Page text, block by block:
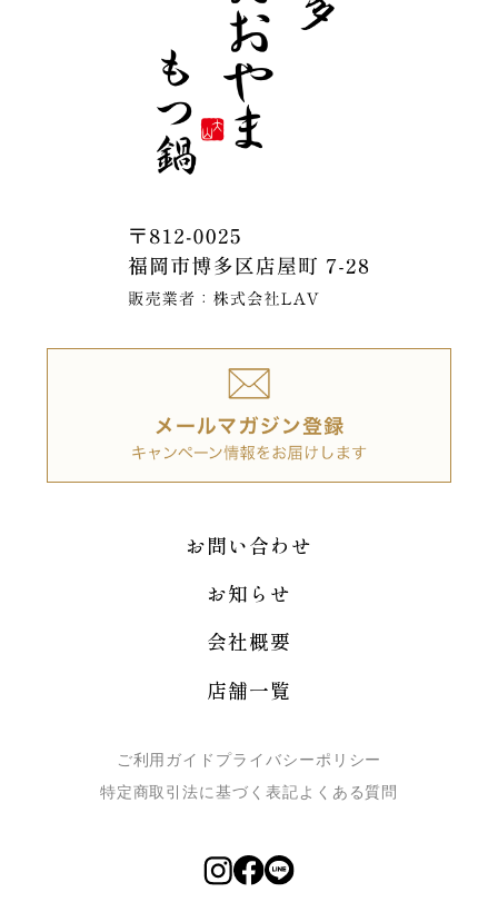
お問い合わせ
お知らせ
会社概要
店舗一覧
ご利用ガイド プライバシーポリシー
特定商取引法に基づく表記よくある質問